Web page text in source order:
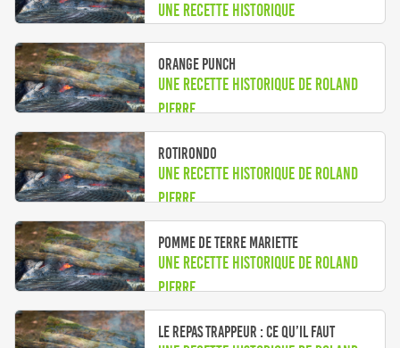
Une recette historique
Orange Punch
Une recette historique de Roland
Pierre
Rotirondo
Une recette historique de Roland
Pierre
Pomme de terre Mariette
Une recette historique de Roland
Pierre
Le repas trappeur : ce qu’il faut